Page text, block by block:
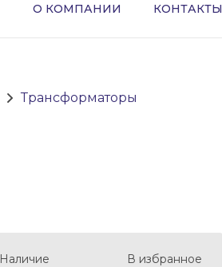
О КОМПАНИИ КОНТАКТЫ
Трансформаторы
Наличие В избранное